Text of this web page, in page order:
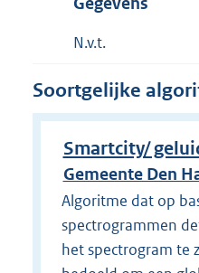
N.v.t.
Soortgelijke
Smartcity/
Gemeente Den
Algoritme dat op
spectrogrammen
het spectrogram te